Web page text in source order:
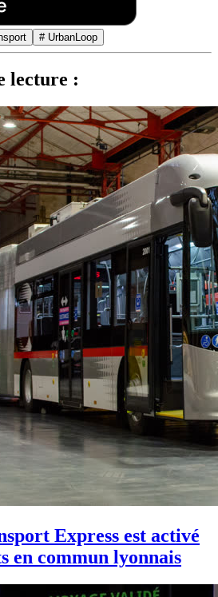
# UrbanLoop
lecture :
Express est activé
en commun lyonnais